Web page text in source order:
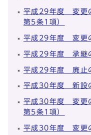
平成29年度 変更
第5条1項）
平成29年度 変更
平成29年度 承継
平成29年度 廃止
平成30年度 新設
平成30年度 変更
第5条1項）
平成30年度 変更